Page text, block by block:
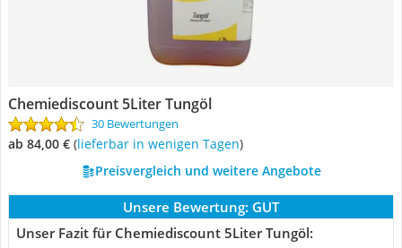
Chemiediscount 5Liter Tungöl
30 Bewertungen
ab 84,00 € ( Lieferbar in wenigen Tagen)
Preisvergleich und weitere Angebote
Unsere Bewertung: GUT
Unser Fazit für Chemiediscount 5Liter Tungöl: